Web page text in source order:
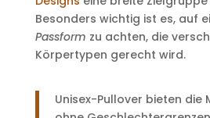
Besonders wichtig ist es, auf
Passform zu achten, die
Körpertypen gerecht wird.
Unisex-Pullover bieten die